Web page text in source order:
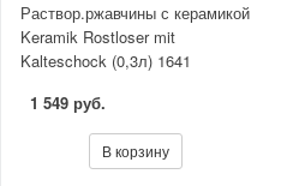
Раствор.ржавчины с керамикой
Keramik Rostloser mit
Kalteschock (0,3л) 1641
1 549 руб.
В корзину